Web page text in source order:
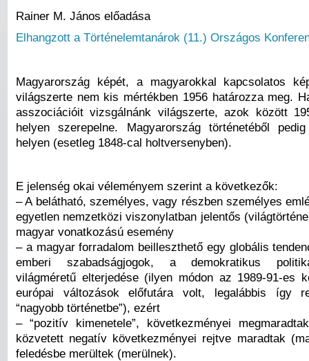
Rainer M. János előadása
Elhangzott a Történelemtanárok (11.) Országos
Magyarország képét, a magyarokkal kapcsolatos
világszerte nem kis mértékben 1956 határozza meg.
asszociációit vizsgálnánk világszerte, azok között
helyen szerepelne. Magyarország történetéből
helyen (esetleg 1848-cal holtversenyben).
E jelenség okai véleményem szerint a következők:
– A belátható, személyes, vagy részben személyes
egyetlen nemzetközi viszonylatban jelentős
magyar vonatkozású esemény
– a magyar forradalom beilleszthető egy globális
emberi szabadságjogok, a demokratikus
világméretű elterjedése (ilyen módon az 1989-91-es
európai változások előfutára volt, legalábbis így
“nagyobb történetbe”), ezért
– “pozitív kimenetele”, következményei
közvetett negatív következményei rejtve maradtak
feledésbe merültek (merülnek).